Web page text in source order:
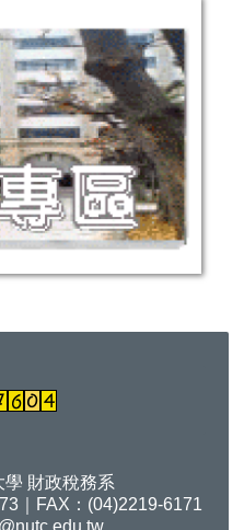
學 財政稅務系
｜FAX：(04)2219-6171